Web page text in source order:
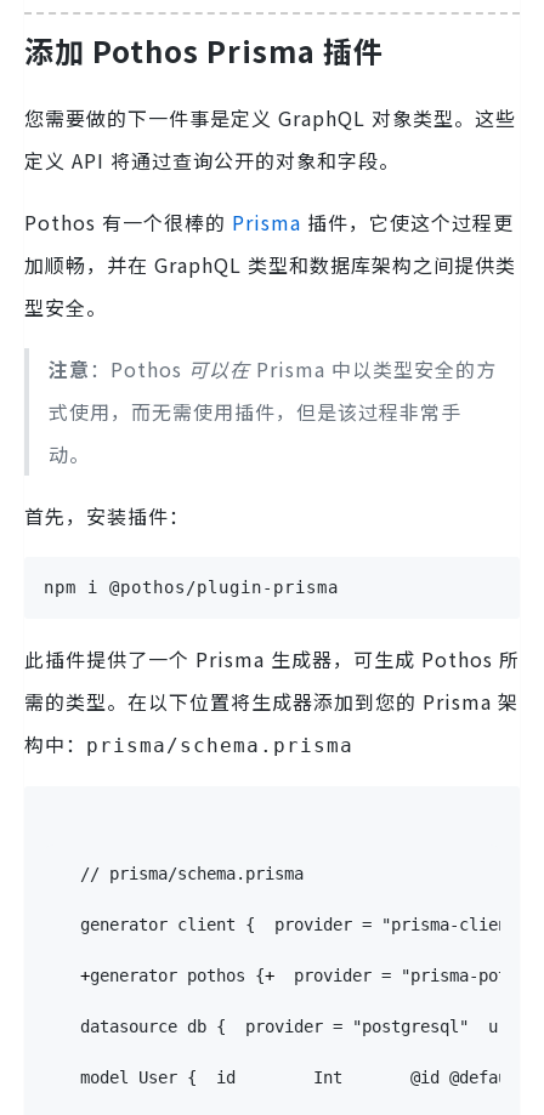
添加 Pothos Prisma 插件
您需要做的下一件事是定义 GraphQL 对象类型。这些
定义 API 将通过查询公开的对象和字段。
Pothos 有一个很棒的 Prisma 插件，它使这个过程更
加顺畅，并在 GraphQL 类型和数据库架构之间提供类
型安全。
注意 ：Pothos 可以在Prisma 中以类型安全的方
式使用，而无需使用插件，但是该过程非常手
动。
首先，安装插件：
npm i @pothos/plugin-prisma
此插件提供了一个 Prisma 生成器，可生成 Pothos 所
需的类型。在以下位置将生成器添加到您的 Prisma 架
构中：
prisma/schema.prisma
// prisma/schema.prisma
generator client {
  provider
= "prisma-client-
+generator pothos {+
  provider
= "prisma-
datasource db {
  provider
= "postgresql"
model User {
  id
Int @id @default(